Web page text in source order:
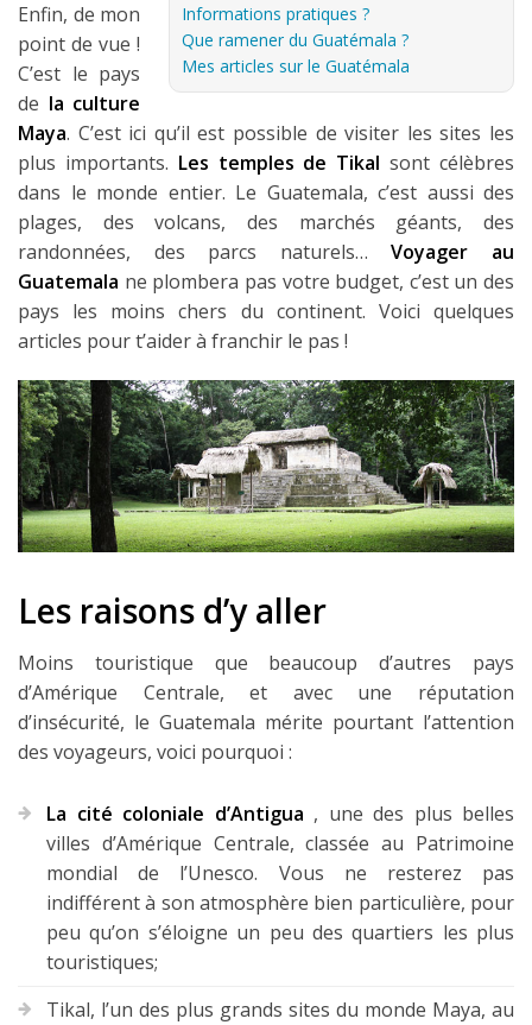
Blog voyage
Les derniers articles
Préparer son voyage
LA LETTRE
Outils pour voyageur
Sites utiles
Réserver un vol !
Le logement en voyage
Assurance voyage !
LA carte bancaire voyage !
Mes guides voyage
L’auteur
Informations pratiques ?
Que ramener du Guatémala ?
Mes articles sur le Guatémala
Enfin, de mon
point de vue !
C’est le pays
de la culture
Maya. C’est ici qu’il est possible de visiter les sites les
plus importants. Les temples de Tikal sont célèbres
dans le monde entier. Le Guatemala, c’est aussi des
plages, des volcans, des marchés géants, des
randonnées, des parcs naturels…Voyager au
Guatemala ne plombera pas votre budget, c’est un des
pays les moins chers du continent. Voici quelques
articles pour t’aider à franchir le pas !
Les raisons d’y aller
Moins touristique que beaucoup d’autres pays
d’Amérique Centrale, et avec une réputation
d’insécurité, le Guatemala mérite pourtant l’attention
des voyageurs, voici pourquoi :
La cité coloniale d’Antigua , une des plus belles
villes d’Amérique Centrale, classée au Patrimoine
mondial de l’Unesco. Vous ne resterez pas
indifférent à son atmosphère bien particulière, pour
peu qu’on s’éloigne un peu des quartiers les plus
touristiques;
Tikal, l’un des plus grands sites du monde Maya, au